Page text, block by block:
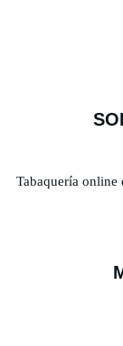
Tabaquería online